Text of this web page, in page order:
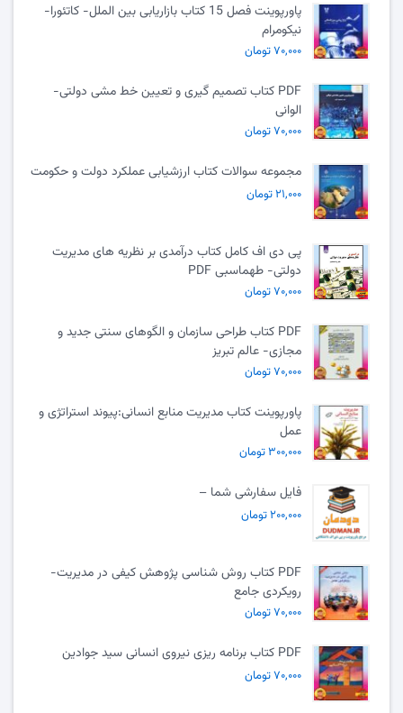
پاورپوینت فصل 15 کتاب بازاریابی بین الملل- کاتئورا-
نیکومرام
۷۰,۰۰۰ تومان
PDF کتاب تصمیم گیری و تعیین خط مشی دولتی-
الوانی
۷۰,۰۰۰ تومان
مجموعه سوالات کتاب ارزشیابی عملکرد دولت و حکومت
۲۱,۰۰۰ تومان
پی دی اف کامل کتاب درآمدی بر نظریه های مدیریت
دولتی- طهماسبی PDF
۷۰,۰۰۰ تومان
PDF کتاب طراحی سازمان و الگوهای سنتی جدید و
مجازی- عالم تبریز
۷۰,۰۰۰ تومان
پاورپوینت کتاب مدیریت منابع انسانی:پیوند استراتژی و
عمل
۳۰۰,۰۰۰ تومان
فایل سفارشی شما –
۲۰۰,۰۰۰ تومان
PDF کتاب روش شناسی پژوهش کیفی در مدیریت-
رویکردی جامع
۷۰,۰۰۰ تومان
PDF کتاب برنامه ریزی نیروی انسانی سید جوادین
۷۰,۰۰۰ تومان